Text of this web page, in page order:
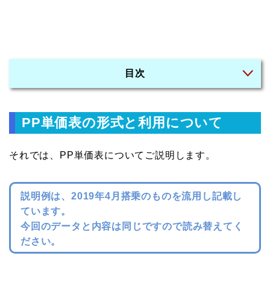
目次
PP単価表の形式と利用について
それでは、PP単価表についてご説明します。
説明例は、2019年4月搭乗のものを流用し記載し
ています。
今回のデータと内容は同じですので読み替えてく
ださい。